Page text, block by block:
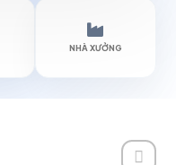
NHÀ XƯỞNG